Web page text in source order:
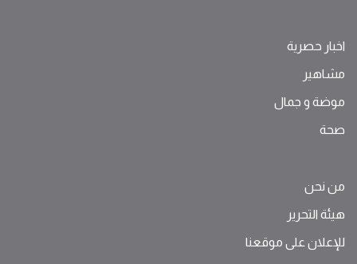
اخبار حصرية
مشاهير
موضة ‫و‬ ‫‬‫جمال‬
صحة
من نحن
هيئة التحرير
للإعلان على موقعنا